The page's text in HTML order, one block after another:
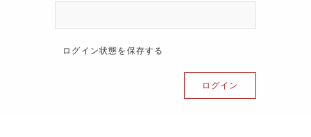
ログイン状態を保存する